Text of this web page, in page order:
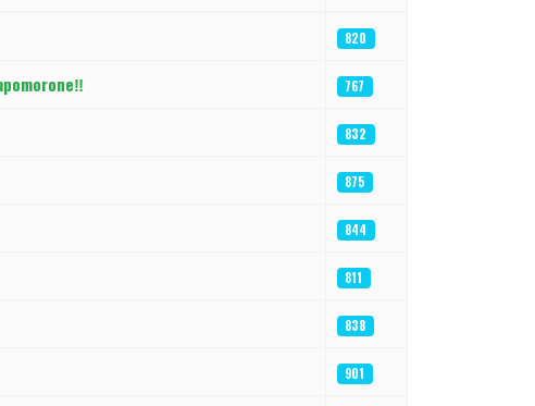
820
767
832
875
844
811
838
901